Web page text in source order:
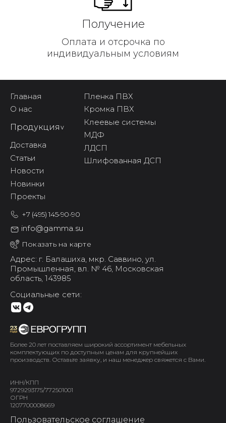
Получение
Оплата и отсрочка по
индивидуальным условиям
Более 20 лет поставляем широкий ассортимент мебельных
комплектующих по доступным ценам для крупнейших
производств. Оставьте заявку, и наш менеджер свяжется с Вами.
ИНН/КПП
9729293175/772501001
ОГРН
1207700008669
Пользовательское соглашение
Главная
О нас
Продукция^
Доставка
Статьи
Новости
Новинки
Проекты
Пленка ПВХ
Кромка ПВХ
Клеевые системы
МДФ
ЛДСП
Шлифованная ДСП
+7 (495) 145-90-90
info@gamma.su
Показать на карте
Адрес: г. Балашиха, мкр. Саввино, ул.
Промышленная, вл. № 46, Московская
область, 143985
Социальные сети: